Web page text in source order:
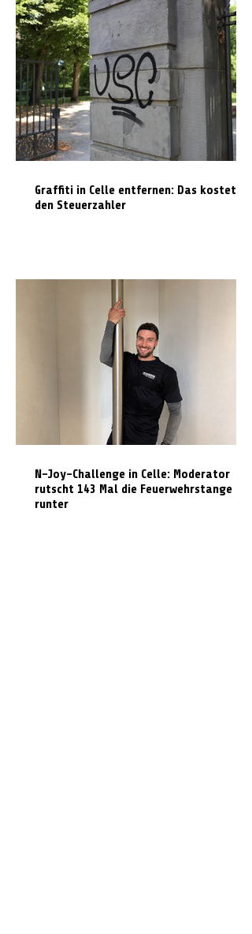
Graffiti in Celle entfernen: Das kostet es
den Steuerzahler
N-Joy-Challenge in Celle: Moderator
rutscht 143 Mal die Feuerwehrstange
runter